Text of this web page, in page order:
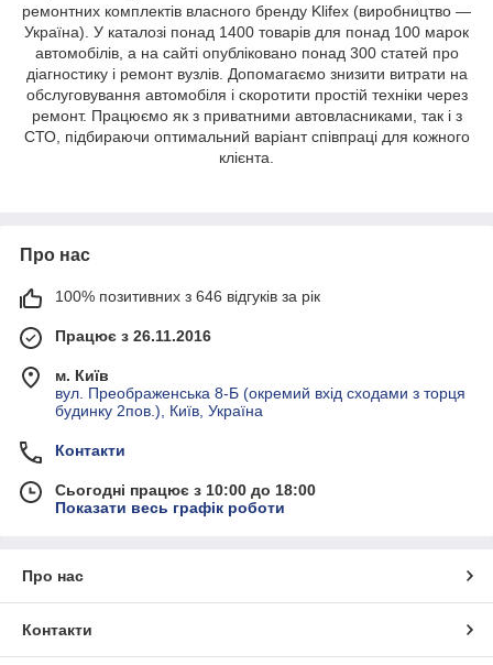
ремонтних комплектів власного бренду Klifex (виробництво —
Україна). У каталозі понад 1400 товарів для понад 100 марок
автомобілів, а на сайті опубліковано понад 300 статей про
діагностику і ремонт вузлів. Допомагаємо знизити витрати на
обслуговування автомобіля і скоротити простій техніки через
ремонт. Працюємо як з приватними автовласниками, так і з
СТО, підбираючи оптимальний варіант співпраці для кожного
клієнта.
Про нас
100% позитивних з 646 відгуків за рік
Працює з 26.11.2016
м. Київ
вул. Преображенська 8-Б (окремий вхід сходами з торця
будинку 2пов.), Київ, Україна
Контакти
Сьогодні працює з 10:00 до 18:00
Показати весь графік роботи
Про нас
Контакти